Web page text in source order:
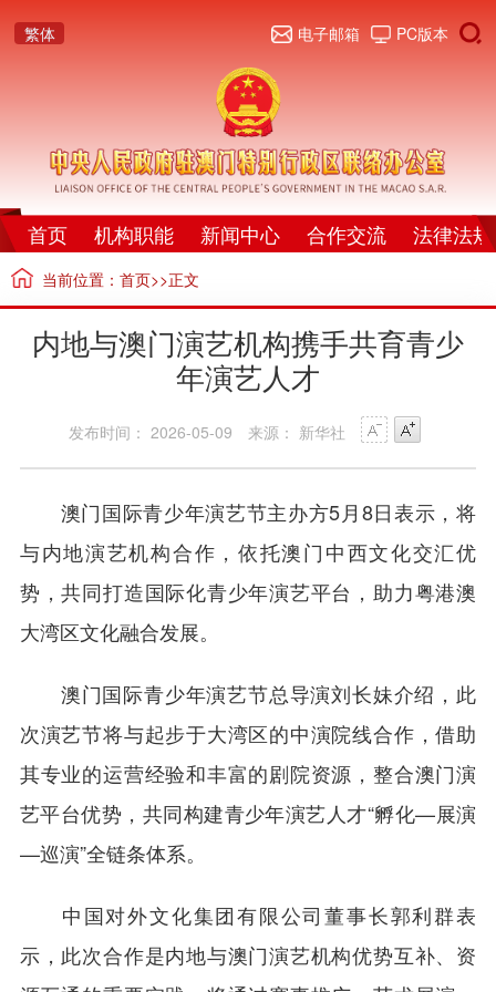
繁体 PC版本
电子邮箱
首页 机构职能 新闻中心 合作交流 法律法规
当前位置： 首页>>正文
内地与澳门演艺机构携手共育青少
年演艺人才
发布时间： 2026-05-09 来源： 新华社
澳门国际青少年演艺节主办方5月8日表示，将
与内地演艺机构合作，依托澳门中西文化交汇优
势，共同打造国际化青少年演艺平台，助力粤港澳
大湾区文化融合发展。
澳门国际青少年演艺节总导演刘长妹介绍，此
次演艺节将与起步于大湾区的中演院线合作，借助
其专业的运营经验和丰富的剧院资源，整合澳门演
艺平台优势，共同构建青少年演艺人才“孵化—展演
—巡演”全链条体系。
中国对外文化集团有限公司董事长郭利群表
示，此次合作是内地与澳门演艺机构优势互补、资